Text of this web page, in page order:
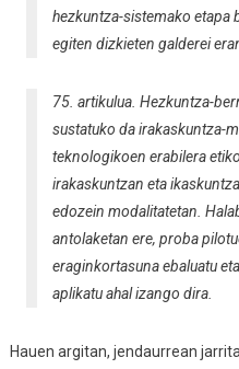
hezkuntza-sistemako etapa
egiten dizkieten galderei
75. artikulua. Hezkuntza-
sustatuko da irakaskuntza-
teknologikoen erabilera
irakaskuntzan eta
edozein modalitatetan.
antolaketan ere, proba
eraginkortasuna ebaluatu
aplikatu ahal izango dira.
Hauen argitan, jendaurrean